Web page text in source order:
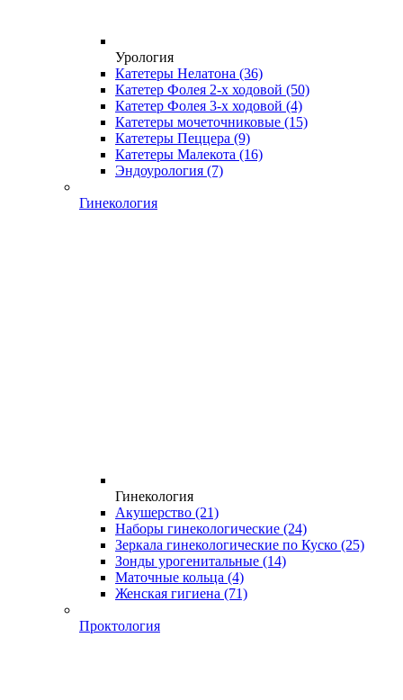
Урология
Катетеры Нелатона (36)
Катетер Фолея 2-х ходовой (50)
Катетер Фолея 3-х ходовой (4)
Катетеры мочеточниковые (15)
Катетеры Пеццера (9)
Катетеры Малекота (16)
Эндоурология (7)
Гинекология
Гинекология
Акушерство (21)
Наборы гинекологические (24)
Зеркала гинекологические по Куско (25)
Зонды урогенитальные (14)
Маточные кольца (4)
Женская гигиена (71)
Проктология